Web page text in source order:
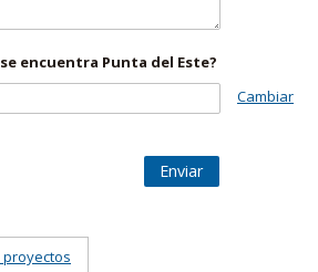
encuentra Punta del Este?
Cambiar
Enviar
proyectos